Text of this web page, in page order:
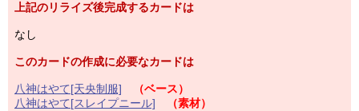
上記のリライズ後完成するカードは
なし
このカードの作成に必要なカードは
八神はやて[天央制服]
（ベース）
八神はやて[スレイプニール]
（素材）